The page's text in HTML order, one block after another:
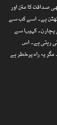
صداقت کا متن اور
ہے۔ اسے کب سے
پچارن۔ کہیںا سے
رہتی ہے۔ اس
یہ راہ پرخطر ہے